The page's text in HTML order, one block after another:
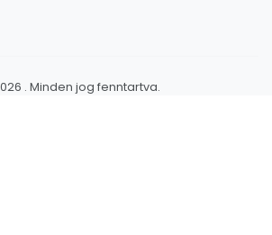
. Minden jog fenntartva.